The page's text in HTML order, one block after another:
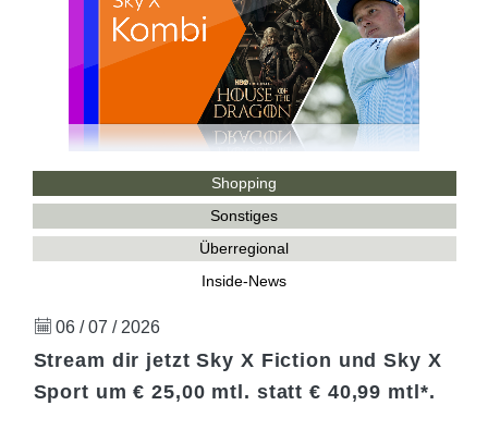
Shopping
Sonstiges
Überregional
Inside-News
06 / 07 / 2026
Stream dir jetzt Sky X Fiction und Sky X
Sport um € 25,00 mtl. statt € 40,99 mtl*.